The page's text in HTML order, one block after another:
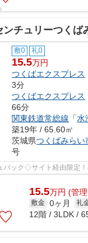
ンチュリーつくば
敷0 礼0
15.5万円
つくばエクスプレス
3分
つくばエクスプレス
66分
関東鉄道常総線 「水
築19年 / 65.60㎡
茨城県つくばみらい
号
ック◇サイト経由限定
15.5万円 (管
敷金 0ヶ月 礼
12階 / 3LDK /